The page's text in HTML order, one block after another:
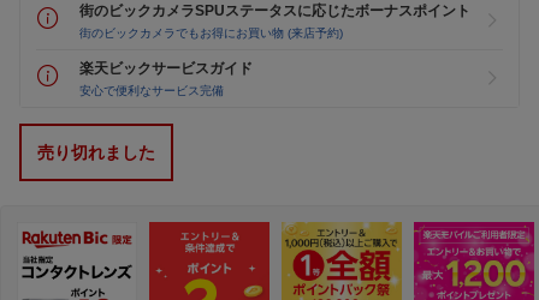
街のビックカメラSPUステータスに応じたボーナスポイント
街のビックカメラでもお得にお買い物 (来店予約)
楽天ビックサービスガイド
安心で便利なサービス完備
売り切れました